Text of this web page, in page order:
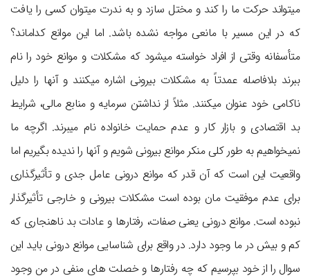
می‎تواند حرکت ما را کند و مختل سازد و به ندرت می‎توان کسی را یافت
که در این مسیر با مانعی مواجه نشده باشد. اما این موانع کدام‎اند؟
متأسفانه وقتی از افراد خواسته می‎شود که مشکلات و موانع خود را نام
ببرند بلافاصله عمدتاً به مشکلات بیرونی اشاره می‎کنند و آنها را دلیل
ناکامی خود عنوان می‎کنند. مثلاً از نداشتن سرمایه و منابع مالی، شرایط
بد اقتصادی و بازار کار و عدم حمایت خانواده نام می‎برند. اگرچه ما
نمی‎خواهیم به طور کلی منکر موانع بیرونی شویم و آنها را ندیده بگیریم اما
واقعیت این است که آن قدر که موانع درونی عامل جدی و تأثیرگذاری
برای عدم موفقیت‎ مان بوده است مشکلات بیرونی و خارجی تأثیرگذار
نبوده است. موانع درونی یعنی صفات، رفتارها و عادات بد ناهنجاری که
کم و بیش در ما وجود دارد. در واقع برای شناسایی موانع درونی باید این
سوال را از خود بپرسیم که چه رفتارها و خصلت‎ های منفی در من وجود